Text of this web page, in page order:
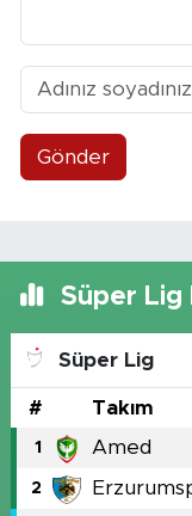
Gönder
Süper Lig
Süper Lig
# Takım
1 Amed
2